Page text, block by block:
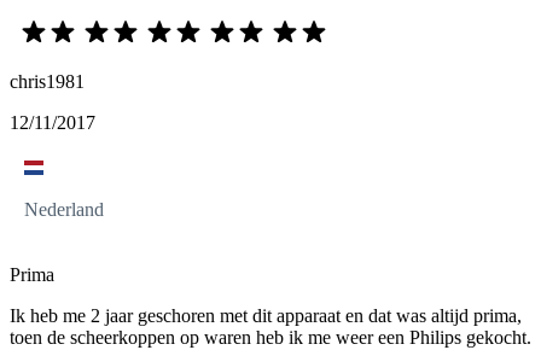
chris1981
12/11/2017
Nederland
Prima
Ik heb me 2 jaar geschoren met dit apparaat en dat was altijd prima,
toen de scheerkoppen op waren heb ik me weer een Philips gekocht.